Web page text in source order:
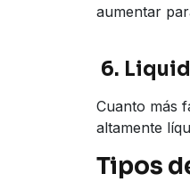
aumentar
6.
Cuanto más
altamente
Tipos